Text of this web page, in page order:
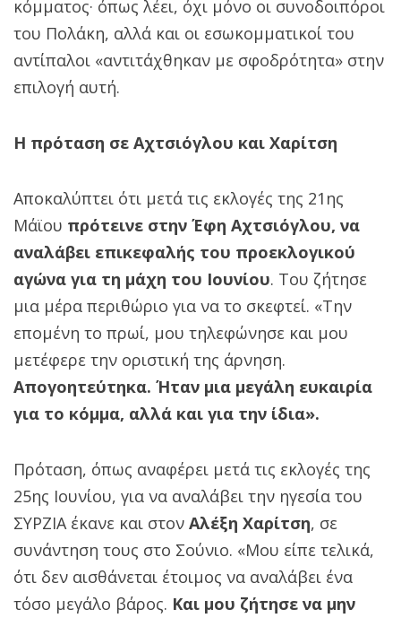
κόμματος· όπως λέει, όχι μόνο οι συνοδοιπόροι
του Πολάκη, αλλά και οι εσωκομματικοί του
αντίπαλοι «αντιτάχθηκαν με σφοδρότητα» στην
επιλογή αυτή.
Η πρόταση σε Αχτσιόγλου και Χαρίτση
Αποκαλύπτει ότι μετά τις εκλογές της 21ης
Μάϊου πρότεινε στην Έφη Αχτσιόγλου, να
αναλάβει επικεφαλής του προεκλογικού
αγώνα για τη μάχη του Ιουνίου. Του ζήτησε
μια μέρα περιθώριο για να το σκεφτεί. «Την
επομένη το πρωί, μου τηλεφώνησε και μου
μετέφερε την οριστική της άρνηση.
Απογοητεύτηκα. Ήταν μια μεγάλη ευκαιρία
για το κόμμα, αλλά και για την ίδια».
Πρόταση, όπως αναφέρει μετά τις εκλογές της
25ης Ιουνίου, για να αναλάβει την ηγεσία του
ΣΥΡΖΙΑ έκανε και στον Αλέξη Χαρίτση, σε
συνάντηση τους στο Σούνιο. «Μου είπε τελικά,
ότι δεν αισθάνεται έτοιμος να αναλάβει ένα
τόσο μεγάλο βάρος. Και μου ζήτησε να μην